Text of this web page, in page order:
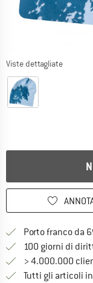
Viste dettagliate
Porto franco da
100 giorni di
> 4.000.000
Tutti gli articoli